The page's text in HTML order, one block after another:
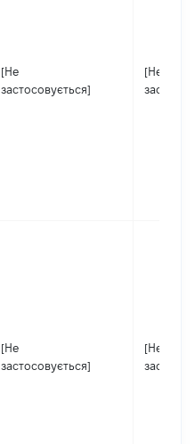
[Не
застосовується]
[Не
[Не
застосовується]
[Не